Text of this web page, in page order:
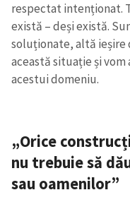
respectat intenționat.
există – deși există.
soluționate, altă ieșire
această situație și
acestui domeniu.
„Orice
nu trebuie să
sau oamenilor”